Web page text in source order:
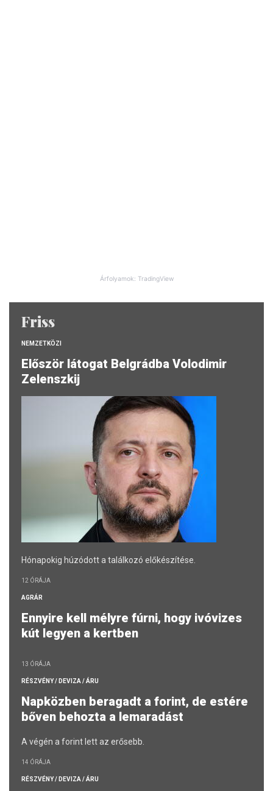
Árfolyamok: TradingView
Friss
NEMZETKÖZI
Először látogat Belgrádba Volodimir
Zelenszkij
Hónapokig húzódott a találkozó előkészítése.
12 ÓRÁJA
AGRÁR
Ennyire kell mélyre fúrni, hogy ivóvizes
kút legyen a kertben
13 ÓRÁJA
RÉSZVÉNY / DEVIZA / ÁRU
Napközben beragadt a forint, de estére
bőven behozta a lemaradást
A végén a forint lett az erősebb.
14 ÓRÁJA
RÉSZVÉNY / DEVIZA / ÁRU